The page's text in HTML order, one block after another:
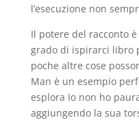
l’esecuzione non
Il potere del racconto
grado di ispirarci libro
poche altre cose
Man è un esempio
esplora Io non ho
aggiungendo la sua